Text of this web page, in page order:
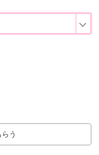
う